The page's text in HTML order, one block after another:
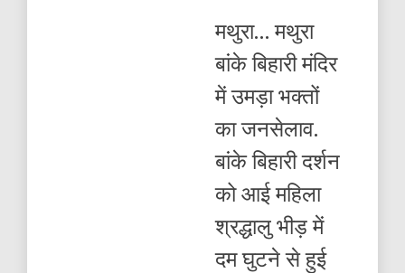
दर्शन
आई
श्रद्धालु
भीड़
में
घुटने
हुई
मथुरा… मथुरा
बांके बिहारी मंदिर
में उमड़ा भक्तों
का जनसेलाव.
बांके बिहारी दर्शन
को आई महिला
श्रद्धालु भीड़ में
दम घुटने से हुई